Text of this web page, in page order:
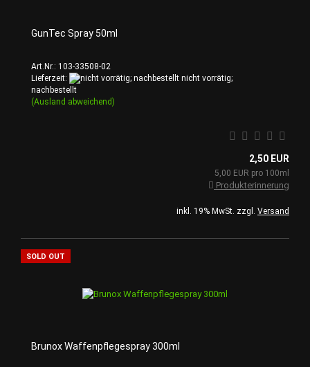
GunTec Spray 50ml
Art.Nr.: 103-33508-02
Lieferzeit:
nicht vorrätig;
nachbestellt
(Ausland abweichend)
2,50 EUR
5,00 EUR pro 100ml
Produkterinnerung
inkl. 19% MwSt. zzgl. Versand
SOLD OUT
Brunox Waffenpflegespray 300ml